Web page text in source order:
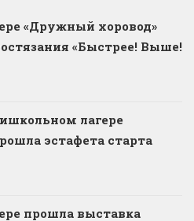
«Дружный хоровод»
«Быстрее! Выше!
лагере
эстафета старта
прошла выставка